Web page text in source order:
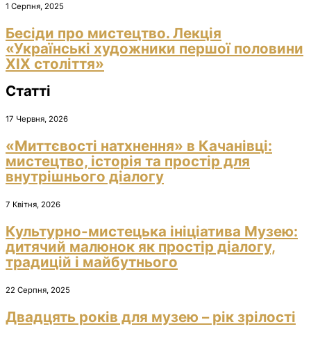
1 Серпня, 2025
Бесіди про мистецтво. Лекція
«Українські художники першої половини
ХІХ століття»
Статті
17 Червня, 2026
«Миттєвості натхнення» в Качанівці:
мистецтво, історія та простір для
внутрішнього діалогу
7 Квітня, 2026
Культурно-мистецька ініціатива Музею:
дитячий малюнок як простір діалогу,
традицій і майбутнього
22 Серпня, 2025
Двадцять років для музею – рік зрілості